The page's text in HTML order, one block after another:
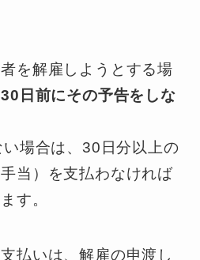
を解雇しようとする場
日前にその予告をしな
場合は、30日分以上の
当）を支払わなければ
す。
払いは、解雇の申渡し